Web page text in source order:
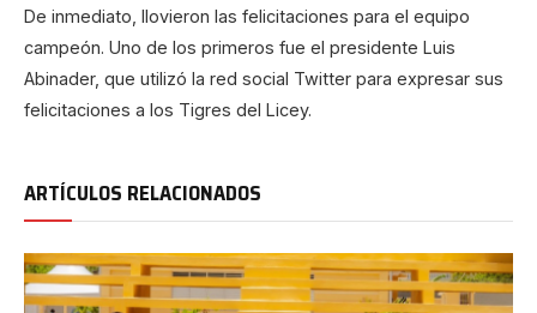
De inmediato, llovieron las felicitaciones para el equipo
campeón. Uno de los primeros fue el presidente Luis
Abinader, que utilizó la red social Twitter para expresar sus
felicitaciones a los Tigres del Licey.
ARTÍCULOS RELACIONADOS